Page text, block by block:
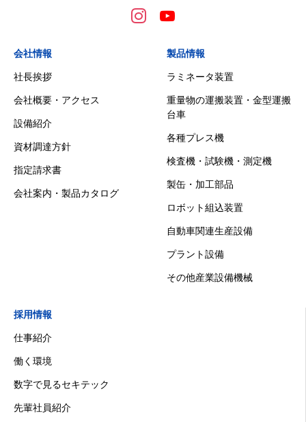
会社情報
社長挨拶
会社概要・アクセス
設備紹介
資材調達方針
指定請求書
会社案内・製品カタログ
製品情報
ラミネータ装置
重量物の運搬装置・金型運搬
台車
各種プレス機
検査機・試験機・測定機
製缶・加工部品
ロボット組込装置
自動車関連生産設備
プラント設備
その他産業設備機械
採用情報
仕事紹介
働く環境
数字で見るセキテック
先輩社員紹介